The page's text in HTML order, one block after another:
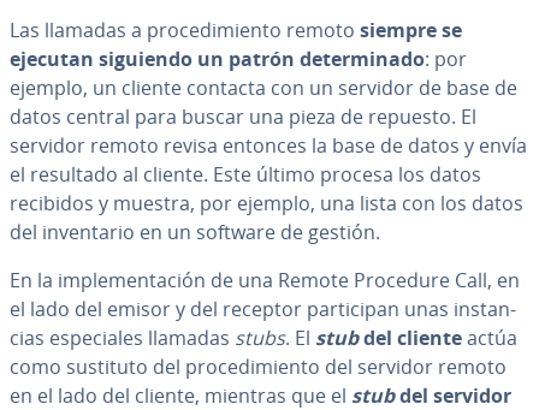
Las llamadas a pro­ce­di­mie­n­to remoto siempre se
ejecutan siguiendo un patrón de­te­r­mi­na­do: por
ejemplo, un cliente contacta con un servidor de base de
datos central para buscar una pieza de repuesto. El
servidor remoto revisa entonces la base de datos y envía
el resultado al cliente. Este último procesa los datos
recibidos y muestra, por ejemplo, una lista con los datos
del in­ve­n­ta­rio en un software de gestión.
En la im­ple­me­n­ta­ción de una Remote Procedure Call, en
el lado del emisor y del receptor pa­r­ti­ci­pan unas in­s­ta­n­
cias es­pe­cia­les llamadas stubs. El stubdel clienteactúa
como sustituto del pro­ce­di­mie­n­to del servidor remoto
en el lado del cliente, mientras que el stubdel servidor